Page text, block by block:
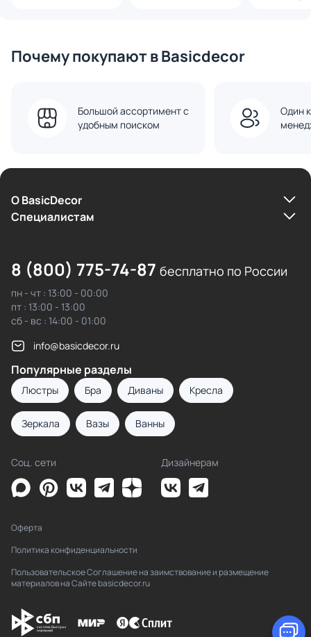
Почему покупают в Basicdecor
Большой ассортимент с
удобным поиском
Один
О BasicDecor
Cпециалистам
8 (800) 775-74-87 бесплатно по России
пн - чт : 13:00 - 00:00
пт : 13:00 - 13:00
сб - вс : 14:00 - 01:00
info@basicdecor.ru
Популярные разделы
Люстры Бра Диваны Кресла
Зеркала Вазы Ванны
Соц. сети Дизайнерам
Оферта
Политика конфиденциальности
Пользовательское Соглашение на заимствование и размещение
материалов на Сайте basicdecor.ru